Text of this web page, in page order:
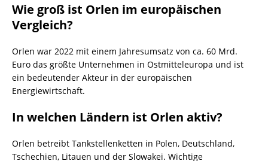
Wie groß ist Orlen im europäischen
Vergleich?
Orlen war 2022 mit einem Jahresumsatz von ca. 60 Mrd.
Euro das größte Unternehmen in Ostmitteleuropa und ist
ein bedeutender Akteur in der europäischen
Energiewirtschaft.
In welchen Ländern ist Orlen aktiv?
Orlen betreibt Tankstellenketten in Polen, Deutschland,
Tschechien, Litauen und der Slowakei. Wichtige